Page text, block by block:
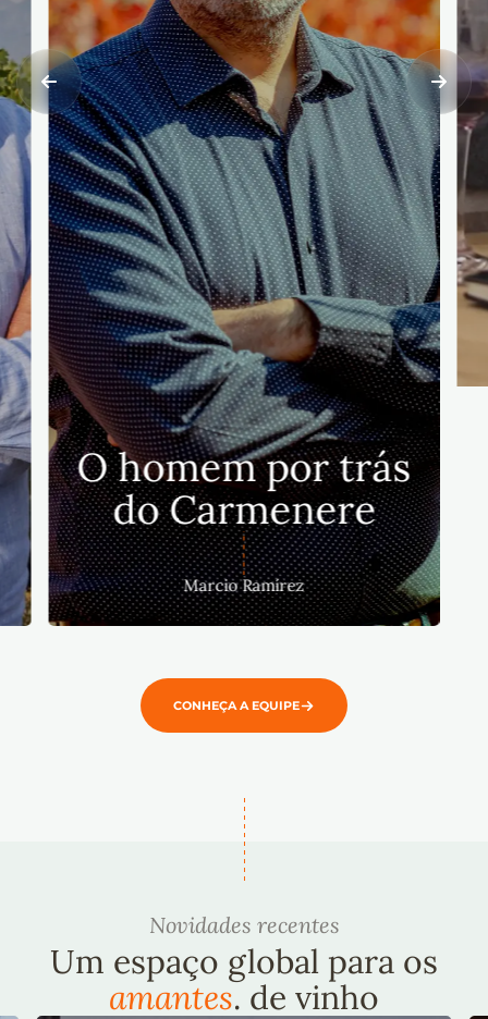
O homem por trás
do Carmenere
Marcio Ramírez
CONHEÇA A EQUIPE
Novidades recentes
Um espaço global para os
amantes. de vinho